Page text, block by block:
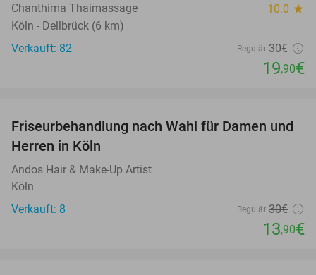
Chanthima Thaimassage 10.0 star
Köln - Dellbrück (6 km)
Verkauft: 82
Regulär 30€
19,90€
54%
Friseurbehandlung nach Wahl für Damen und
Herren in Köln
Andos Hair & Make-Up Artist
Köln
Verkauft: 8
Regulär 30€
13,90€